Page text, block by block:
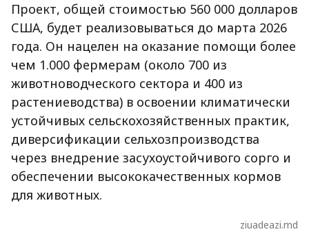
Проект, общей стоимостью 560 000 долларов
США, будет реализовываться до марта 2026
года. Он нацелен на оказание помощи более
чем 1.000 фермерам (около 700 из
животноводческого сектора и 400 из
растениеводства) в освоении климатически
устойчивых сельскохозяйственных практик,
диверсификации сельхозпроизводства
через внедрение засухоустойчивого сорго и
обеспечении высококачественных кормов
для животных.
ziuadeazi.md